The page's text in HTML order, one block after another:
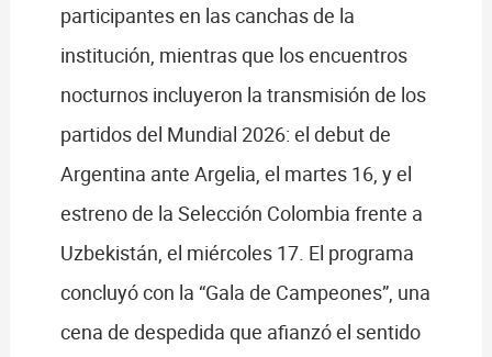
participantes en las canchas de la
institución, mientras que los encuentros
nocturnos incluyeron la transmisión de los
partidos del Mundial 2026: el debut de
Argentina ante Argelia, el martes 16, y el
estreno de la Selección Colombia frente a
Uzbekistán, el miércoles 17. El programa
concluyó con la “Gala de Campeones”, una
cena de despedida que afianzó el sentido